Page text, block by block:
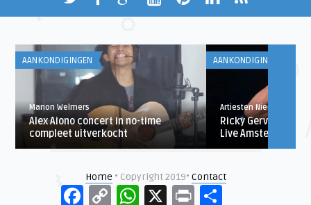
AANKONDIGINGEN
Manon Welmers
Alex Aiono concert in no-time
compleet uitverkocht
AANKONDIGINGEN
Artiesten Nieuws
Ricky Gervais in
Live Amsterdam
Home • Copyright 2019• Contact
FacebookCopy
Link
WhatsApp Print